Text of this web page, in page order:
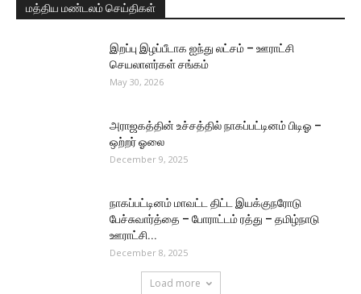
மத்திய மண்டலம் செய்திகள்
இறப்பு இழப்பீடாக ஐந்து லட்சம் – ஊராட்சி
செயலாளர்கள் சங்கம்
May 30, 2026
அராஜகத்தின் உச்சத்தில் நாகப்பட்டினம் பிடிஓ –
ஒற்றர் ஓலை
December 9, 2025
நாகப்பட்டினம் மாவட்ட திட்ட இயக்குநரோடு
பேச்சுவார்த்தை – போராட்டம் ரத்து – தமிழ்நாடு
ஊராட்சி...
December 8, 2025
Load more